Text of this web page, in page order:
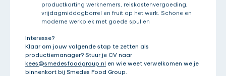
productkorting werknemers, reiskostenvergoeding,
vrijdagmiddagborrel en fruit op het werk. Schone en
moderne werkplek met goede spullen
Interesse?
Klaar om jouw volgende stap te zetten als
productiemanager? Stuur je CV naar
kees@smedesfoodgroup.nl en wie weet verwelkomen we je
binnenkort bij Smedes Food Group.